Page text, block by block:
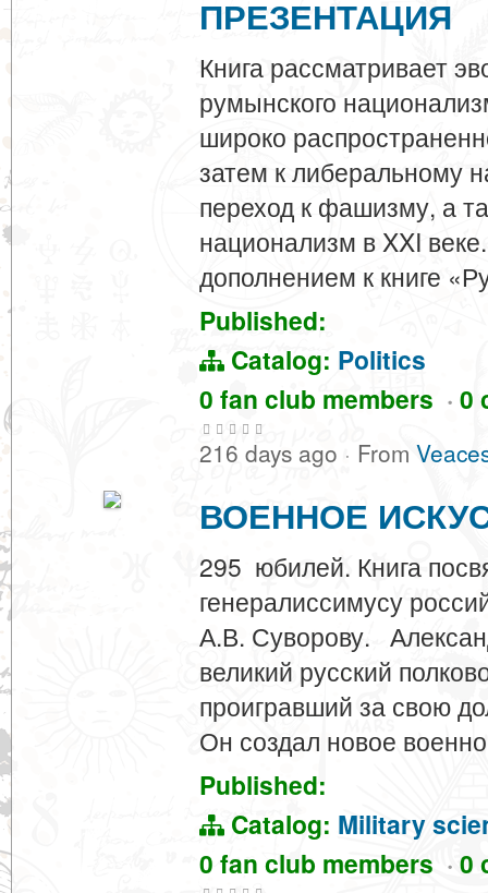
ПРЕЗЕНТАЦИЯ
Книга рассматривает
румынского
широко
затем к либеральному
переход к фашизму, а
национализм в XXI
дополнением к книге
Published:
Catalog: Politics
0 fan club members · 0
216 days ago · From
ВОЕННОЕ
295 юбилей. Книга
генералиссимусу
А.В. Суворову.
великий русский
проигравший за свою
Он создал новое
Published:
Catalog: Military
0 fan club members · 0